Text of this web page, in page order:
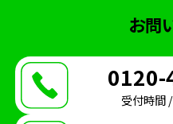
お問
0120-
受付時間